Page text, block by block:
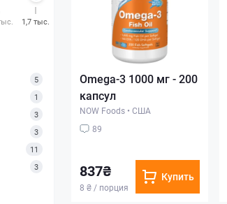
1,7 тыс.
5
1
3
3
11
3
Omega-3 1000 мг - 200
капсул
NOW Foods • США
89
837₴
8 ₴ / порция
Купить